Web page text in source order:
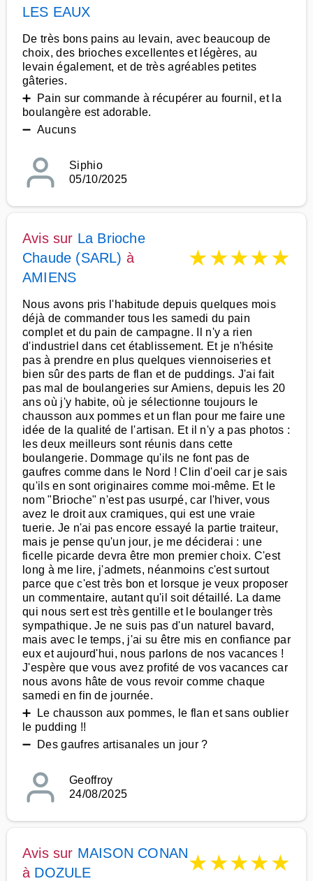
LES EAUX
De très bons pains au levain, avec beaucoup de
choix, des brioches excellentes et légères, au
levain également, et de très agréables petites
gâteries.
➕ Pain sur commande à récupérer au fournil, et la
boulangère est adorable.
➖ Aucuns
Siphio
05/10/2025
Avis sur La Brioche
Chaude (SARL) à
AMIENS
★★★★★
Nous avons pris l'habitude depuis quelques mois
déjà de commander tous les samedi du pain
complet et du pain de campagne. Il n'y a rien
d'industriel dans cet établissement. Et je n'hésite
pas à prendre en plus quelques viennoiseries et
bien sûr des parts de flan et de puddings. J'ai fait
pas mal de boulangeries sur Amiens, depuis les 20
ans où j'y habite, où je sélectionne toujours le
chausson aux pommes et un flan pour me faire une
idée de la qualité de l'artisan. Et il n'y a pas photos :
les deux meilleurs sont réunis dans cette
boulangerie. Dommage qu'ils ne font pas de
gaufres comme dans le Nord ! Clin d'oeil car je sais
qu'ils en sont originaires comme moi-même. Et le
nom "Brioche" n'est pas usurpé, car l'hiver, vous
avez le droit aux cramiques, qui est une vraie
tuerie. Je n'ai pas encore essayé la partie traiteur,
mais je pense qu'un jour, je me déciderai : une
ficelle picarde devra être mon premier choix. C'est
long à me lire, j'admets, néanmoins c'est surtout
parce que c'est très bon et lorsque je veux proposer
un commentaire, autant qu'il soit détaillé. La dame
qui nous sert est très gentille et le boulanger très
sympathique. Je ne suis pas d'un naturel bavard,
mais avec le temps, j'ai su être mis en confiance par
eux et aujourd'hui, nous parlons de nos vacances !
J'espère que vous avez profité de vos vacances car
nous avons hâte de vous revoir comme chaque
samedi en fin de journée.
➕ Le chausson aux pommes, le flan et sans oublier
le pudding !!
➖ Des gaufres artisanales un jour ?
Geoffroy
24/08/2025
Avis sur MAISON CONAN
à DOZULE ★★★★★